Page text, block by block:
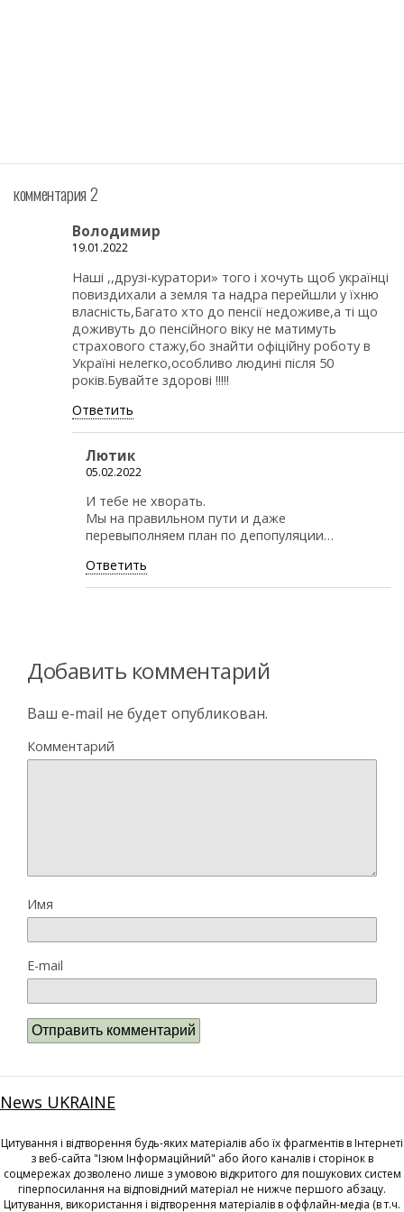
комментария 2
Володимир
19.01.2022
Наші ,,друзі-куратори» того і хочуть щоб українці
повиздихали а земля та надра перейшли у їхню
власність,Багато хто до пенсії недоживе,а ті що
доживуть до пенсійного віку не матимуть
страхового стажу,бо знайти офіційну роботу в
Україні нелегко,особливо людині після 50
років.Бувайте здорові !!!!!
Ответить
Лютик
05.02.2022
И тебе не хворать.
Мы на правильном пути и даже
перевыполняем план по депопуляции…
Ответить
Добавить комментарий
Ваш e-mail не будет опубликован.
Комментарий
Имя
E-mail
News UKRAINE
Цитування і відтворення будь-яких матеріалів або їх фрагментів в Інтернеті
з веб-сайта "Ізюм Інформаційний" або його каналів і сторінок в
соцмережах дозволено лише з умовою відкритого для пошукових систем
гіперпосилання на відповідний матеріал не нижче першого абзацу.
Цитування, використання і відтворення матеріалів в оффлайн-медіа (в т.ч.